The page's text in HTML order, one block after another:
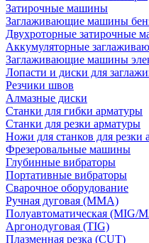
Затирочные машины
Заглаживающие машины
Двухроторные затирочные
Аккумуляторные
Заглаживающие машины
Лопасти и диски для
Резчики швов
Алмазные диски
Станки для гибки арматуры
Станки для резки арматуры
Ножи для станков для резки
Фрезеровальные машины
Глубинные вибраторы
Портативные вибраторы
Сварочное оборудование
Ручная дуговая (MMA)
Полуавтоматическая (MIG/
Аргонодуговая (TIG)
Плазменная резка (CUT)